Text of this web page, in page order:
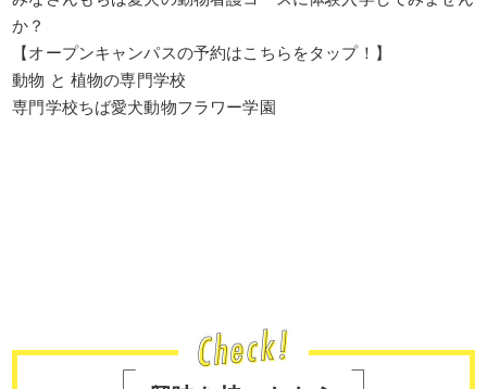
か？
【オープンキャンパスの予約はこちらをタップ！】
動物 と 植物の専門学校
専門学校ちば愛犬動物フラワー学園